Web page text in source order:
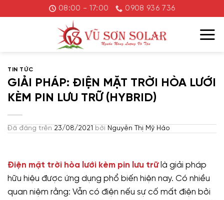
đến
08:00 - 17:00 0908 936 736
TIN TỨC
GIẢI PHÁP: ĐIỆN MẶT TRỜI HÒA LƯỚI
KÈM PIN LƯU TRỮ (HYBRID)
Đã đăng trên 23/08/2021 bởi Nguyễn Thị Mỹ Hảo
Điện mặt trời hòa lưới kèm pin lưu trữlà giải pháp
hữu hiệu được ứng dụng phổ biến hiện nay. Có nhiều
quan niệm rằng: Vẫn có điện nếu sự cố mất điện bởi